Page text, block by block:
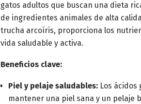
gatos adultos que buscan una dieta
de ingredientes animales de alta
trucha arcoíris, proporciona los
vida saludable y activa.​
Beneficios clave:
Piel y pelaje saludables: Los ácidos
mantener una piel sana y un pelaje